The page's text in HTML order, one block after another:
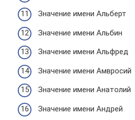
Значение имени Альберт
Значение имени Альбин
Значение имени Альфред
Значение имени Амвросий
Значение имени Анатолий
Значение имени Андрей